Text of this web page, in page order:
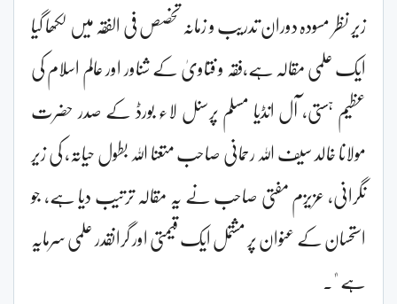
زیر نظر مسودہ دوران تدریب و زمانہ تخصص فی الفقہ میں لکھا گیا
ایک علمی مقالہ ہے،فقہ و فتاویٰ کے شناور اور عالم اسلام کی
عظیم ہستی، آل انڈیا مسلم پرسنل لاء بورڈ کے صدر حضرت
مولانا خالد سیف اللہ رحمانی صاحب متعنا اللہ بطول حیاتہ، کی زیر
نگرانی، عزیزم مفتی صاحب نے یہ مقالہ ترتیب دیا ہے، جو
استحسان کے عنوان پر مشتمل ایک قیمتی اور گرانقدر علمی سرمایہ
ہے "۔